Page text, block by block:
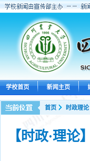
学校首页 新闻主页
首页 时政理论
【时政·理